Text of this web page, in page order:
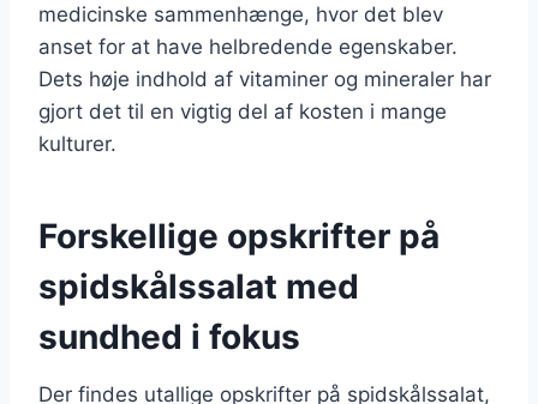
medicinske sammenhænge, hvor det blev
anset for at have helbredende egenskaber.
Dets høje indhold af vitaminer og mineraler har
gjort det til en vigtig del af kosten i mange
kulturer.
Forskellige opskrifter på
spidskålssalat med
sundhed i fokus
Der findes utallige opskrifter på spidskålssalat,